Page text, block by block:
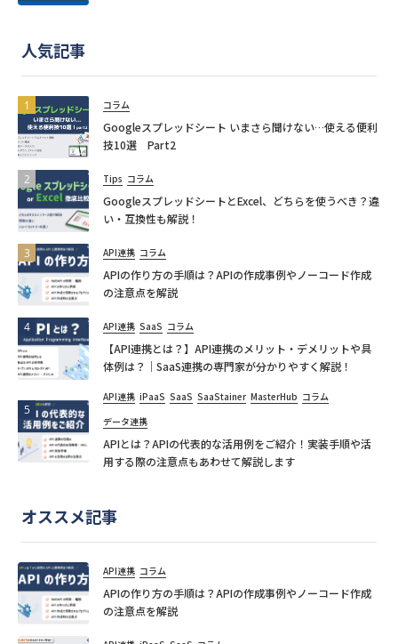
人気記事
コラム
Googleスプレッドシート いまさら聞けない…使える便利
技10選 Part2
Tips コラム
GoogleスプレッドシートとExcel、どちらを使うべき？違
い・互換性も解説！
API連携 コラム
APIの作り方の手順は？APIの作成事例やノーコード作成
の注意点を解説
API連携 SaaS コラム
【API連携とは？】API連携のメリット・デメリットや具
体例は？｜SaaS連携の専門家が分かりやすく解説！
API連携 iPaaS SaaS SaaStainer MasterHub コラム
データ連携
APIとは？APIの代表的な活用例をご紹介！実装手順や活
用する際の注意点もあわせて解説します
オススメ記事
API連携 コラム
APIの作り方の手順は？APIの作成事例やノーコード作成
の注意点を解説